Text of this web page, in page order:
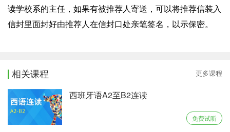
读学校系的主任，如果有被推荐人寄送，可以将推荐信装入
信封里面封好由推荐人在信封口处亲笔签名，以示保密。
相关课程 更多课程
西班牙语A2至B2连读
免费试听